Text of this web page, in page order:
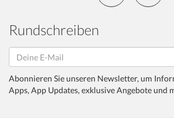
Rundschreiben
Abonnieren Sie unseren Newsletter, um
Apps, App Updates, exklusive Angebote und